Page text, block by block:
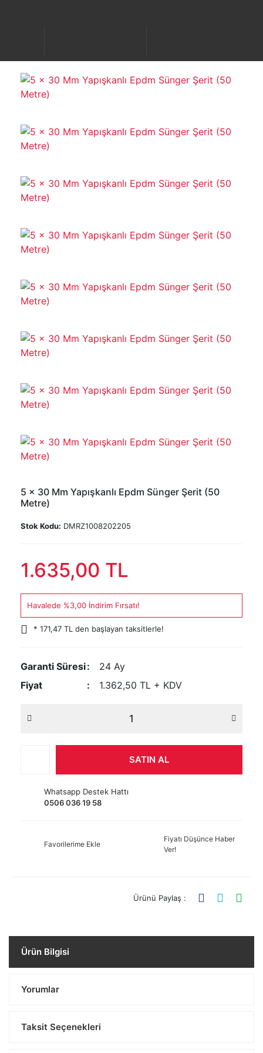
5 x 30 Mm Yapışkanlı Epdm Sünger Şerit (50
Metre)
Stok Kodu: DMRZ1008202205
1.635,00 TL
Havalede %3,00 İndirim Fırsatı!
* 171,47 TL den başlayan taksitlerle!
Garanti Süresi
24 Ay
Fiyat
1.362,50 TL + KDV
SATIN AL
Whatsapp Destek Hattı
0506 036 19 58
Favorilerime Ekle
Fiyatı Düşünce Haber
Ver!
Ürünü Paylaş :
Ürün Bilgisi
Yorumlar
Taksit Seçenekleri